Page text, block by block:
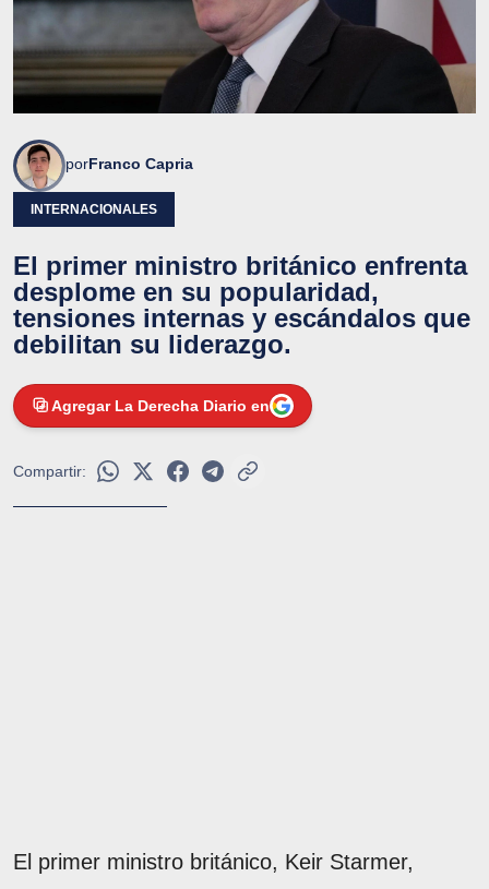
porFranco Capria
INTERNACIONALES
El primer ministro británico enfrenta
desplome en su popularidad,
tensiones internas y escándalos que
debilitan su liderazgo.
Agregar La Derecha Diario en
Compartir:
El primer ministro británico, Keir Starmer,